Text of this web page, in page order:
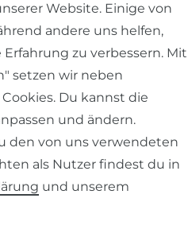
Widerrufs­recht
Website. Einige von
andere uns helfen,
zu verbessern. Mit
setzen wir neben
Du kannst die
und ändern.
den von uns verwendeten
als Nutzer findest du in
und unserem